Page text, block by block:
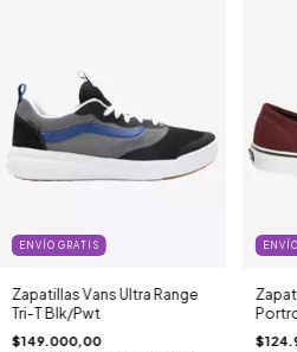
ENVÍO GRATIS
Zapatillas Vans Ultra Range
Tri-T Blk/Pwt
$149.000,00